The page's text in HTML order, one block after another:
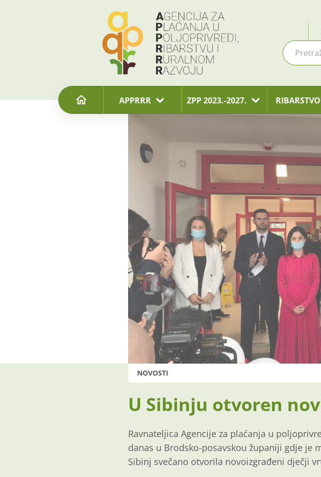
APPRRR ZPP 2023.-2027. RIBARSTVO
NOVOSTI
U Sibinju otvoren
Ravnateljica Agencije za plaćanja u
danas u Brodsko-posavskou županiji gdje je
Sibinj svečano otvorila novoizgrađeni dječji